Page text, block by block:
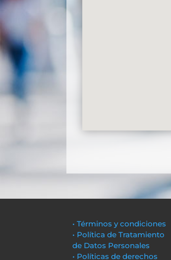
• Términos y condiciones
• Política de Tratamiento
de Datos Personales
• Políticas de derechos